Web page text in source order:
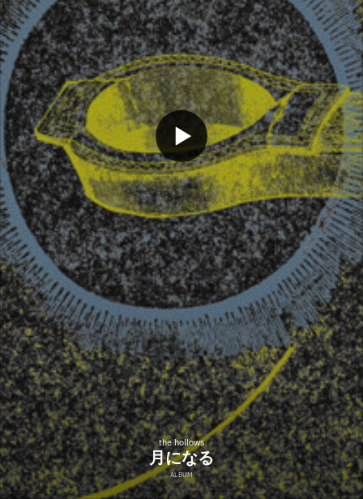
the hollows
月になる
ALBUM